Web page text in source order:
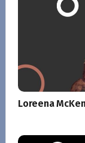
Loreena